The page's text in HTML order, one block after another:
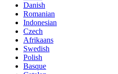
Danish
Romanian
Indonesian
Czech
Afrikaans
Swedish
Polish
Basque